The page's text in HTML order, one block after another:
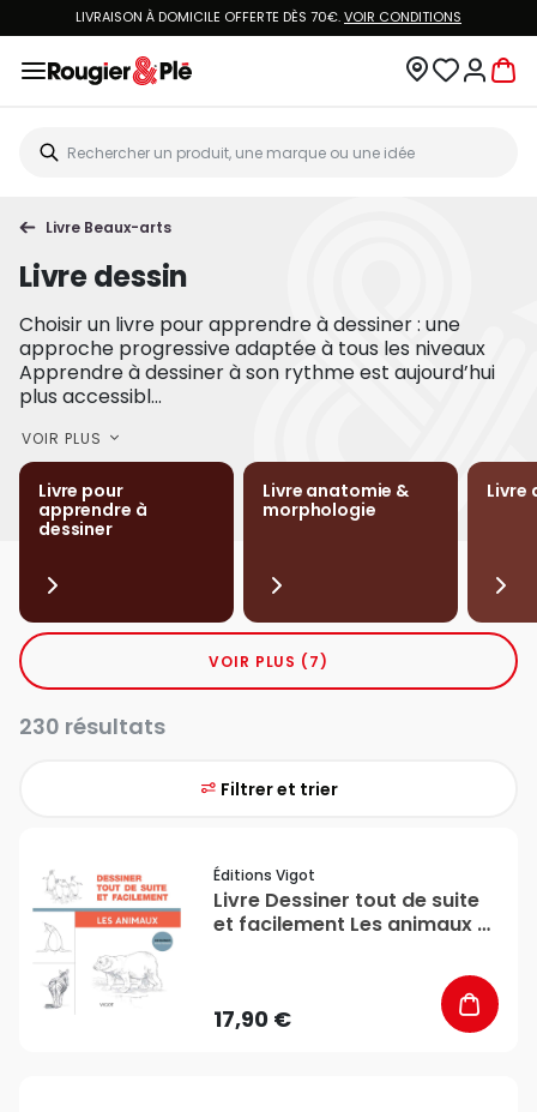
LIVRAISON À DOMICILE OFFERTE DÈS 70€.VOIR CONDITIONS
Livre Beaux-arts
Livre dessin
Choisir un livre pour apprendre à dessiner : une
approche progressive adaptée à tous les niveaux
Apprendre à dessiner à son rythme est aujourd’hui
plus accessibl...
VOIR PLUS
Livre pour
apprendre à
dessiner
Livre anatomie &
morphologie
Livre
VOIR PLUS (7)
230 résultats
Filtrer et trier
Éditions Vigot
Livre Dessiner tout de suite
et facilement Les animaux -
17,90 €